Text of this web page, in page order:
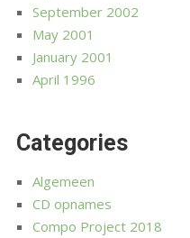
September 2002
May 2001
January 2001
April 1996
Categories
Algemeen
CD opnames
Compo Project 2018